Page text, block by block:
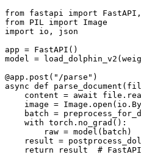
from fastapi import
from PIL import Image
import io, json
app = FastAPI()
model =
@app.post("/parse")
async def
content = await
image =
batch =
    with torch.no_grad():
        raw = model(batch)
result =